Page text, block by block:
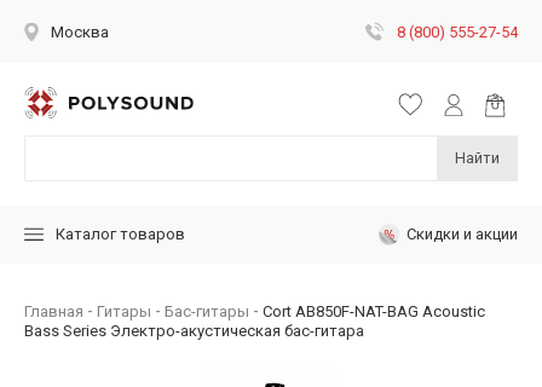
Москва 8 (800) 555-27-54
Найти
Каталог товаров Скидки и акции
Главная Гитары Бас-гитары
Cort AB850F-NAT-BAG Acoustic
Bass Series Электро-акустическая бас-гитара